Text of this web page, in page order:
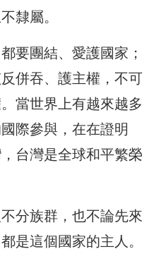
隸屬。
要團結、愛護國家；
併吞、護主權，不可
當世界上有越來越多
際參與，在在證明
台灣是全球和平繁榮
分族群，也不論先來
是這個國家的主人。